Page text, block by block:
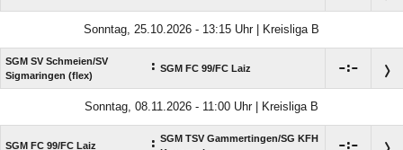
Sonntag, 25.10.2026 - 13:15 Uhr | Kreisliga B
SGM SV Schmeien/​SV
Sigmaringen (flex)
: SGM FC 99/​FC Laiz :
Sonntag, 08.11.2026 - 11:00 Uhr | Kreisliga B
SGM FC 99/​FC Laiz : SGM TSV Gammertingen/​SG KFH
: